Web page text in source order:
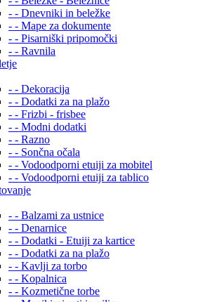
- - Dnevniki in beležke
- - Mape za dokumente
- - Pisarniški pripomočki
- - Ravnila
- - Dekoracija
- - Dodatki za na plažo
- - Frizbi - frisbee
- - Modni dodatki
- - Razno
- - Sončna očala
- - Vodoodporni etuiji za mobitel
- - Vodoodporni etuiji za tablico
- - Balzami za ustnice
- - Denarnice
- - Dodatki - Etuiji za kartice
- - Dodatki za na plažo
- - Kavlji za torbo
- - Kopalnica
- - Kozmetične torbe